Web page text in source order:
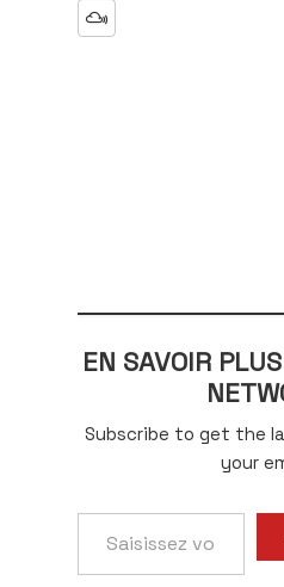
EN SAVOIR
Subscribe to get the
your
votre
adresse